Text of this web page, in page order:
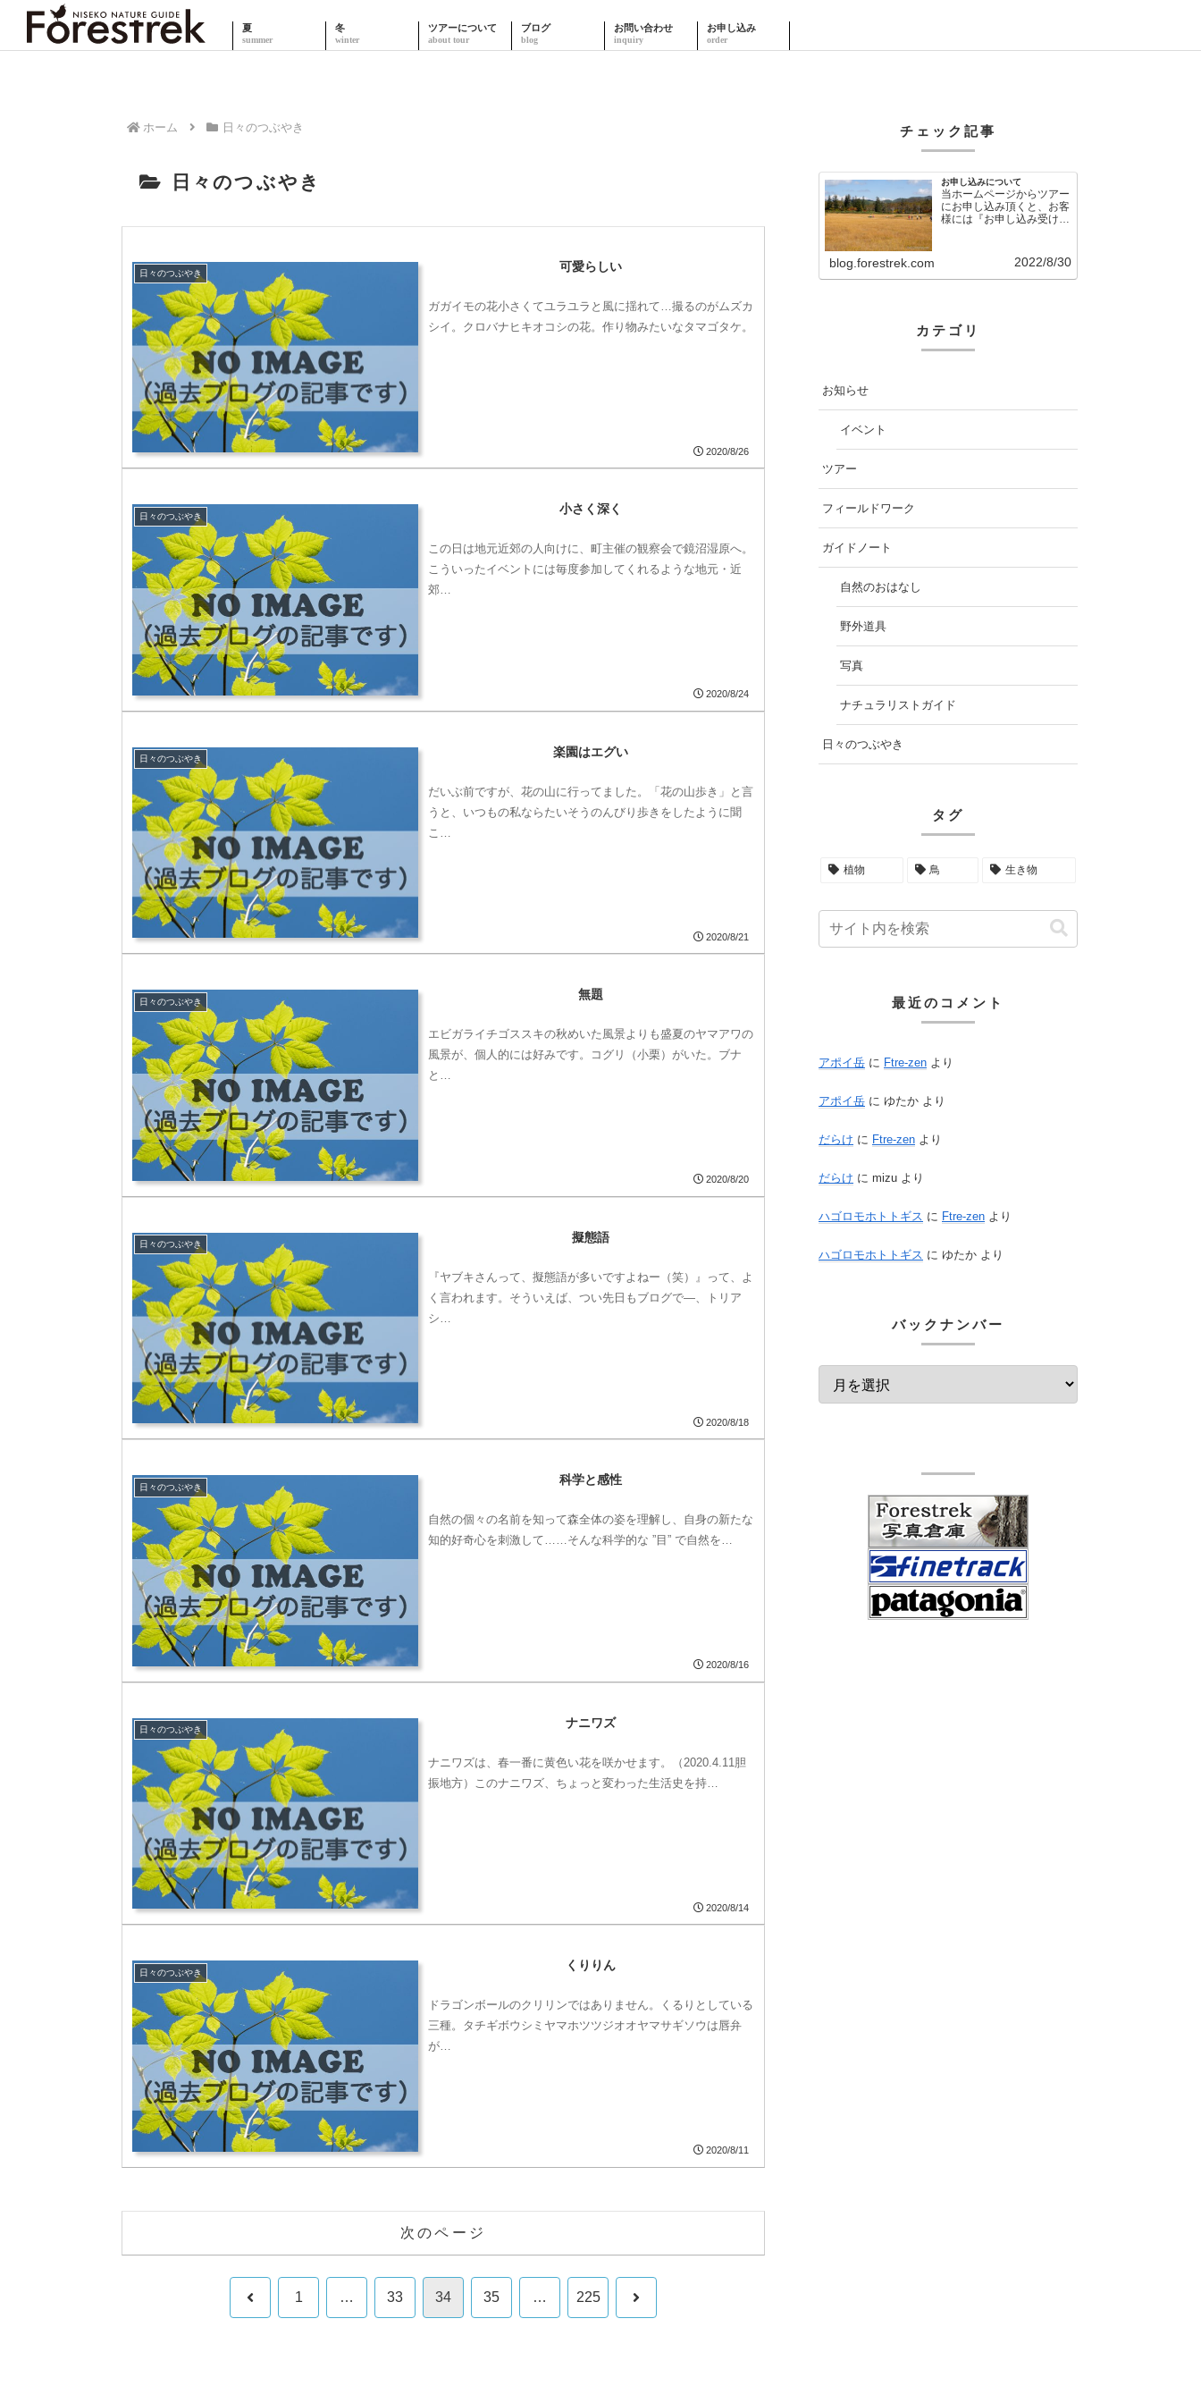
夏 冬 ツアーについて ブログ お問い合わせ お申し込み
ホーム 日々のつぶやき
日々のつぶやき
日々のつぶやき 可愛らしい
ガガイモの花小さくてユラユラと風に揺れて…撮るのがムズカ
シイ。クロバナヒキオコシの花。作り物みたいなタマゴタケ。
2020/8/26
日々のつぶやき 小さく深く
この日は地元近郊の人向けに、町主催の観察会で鏡沼湿原へ。
こういったイベントには毎度参加してくれるような地元・近
郊…
2020/8/24
日々のつぶやき 楽園はエグい
だいぶ前ですが、花の山に行ってました。「花の山歩き」と言
うと、いつもの私ならたいそうのんびり歩きをしたように聞
こ…
2020/8/21
日々のつぶやき 無題
エビガライチゴススキの秋めいた風景よりも盛夏のヤマアワの
風景が、個人的には好みです。コグリ（小栗）がいた。ブナ
と…
2020/8/20
日々のつぶやき 擬態語
『ヤブキさんって、擬態語が多いですよねー（笑）』って、よ
く言われます。そういえば、つい先日もブログで―、トリア
シ…
2020/8/18
日々のつぶやき 科学と感性
自然の個々の名前を知って森全体の姿を理解し、自身の新たな
知的好奇心を刺激して……そんな科学的な ”目” で自然を…
2020/8/16
日々のつぶやき ナニワズ
ナニワズは、春一番に黄色い花を咲かせます。（2020.4.11胆
振地方）このナニワズ、ちょっと変わった生活史を持…
2020/8/14
日々のつぶやき くりりん
ドラゴンボールのクリリンではありません。くるりとしている
三種。タチギボウシミヤマホツツジオオヤマサギソウは唇弁
が…
2020/8/11
次のページ
前 1 … 33 34 35 … 225 次
チェック記事
お申し込みについて
当ホームページからツアー
にお申し込み頂くと、お客
様には『お申し込み受け付
blog.forestrek.com 2022/8/30
カテゴリ
お知らせ
イベント
ツアー
フィールドワーク
ガイドノート
自然のおはなし
野外道具
写真
ナチュラリストガイド
日々のつぶやき
タグ
植物 鳥 生き物
最近のコメント
アポイ岳 に Ftre-zen より
アポイ岳 に ゆたか より
だらけ に Ftre-zen より
だらけ に mizu より
ハゴロモホトトギス に Ftre-zen より
ハゴロモホトトギス に ゆたか より
バックナンバー